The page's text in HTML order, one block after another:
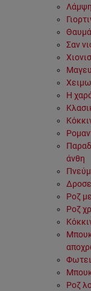
Σαν
Η
άνθη
Ροζ
Ροζ
Ροζ